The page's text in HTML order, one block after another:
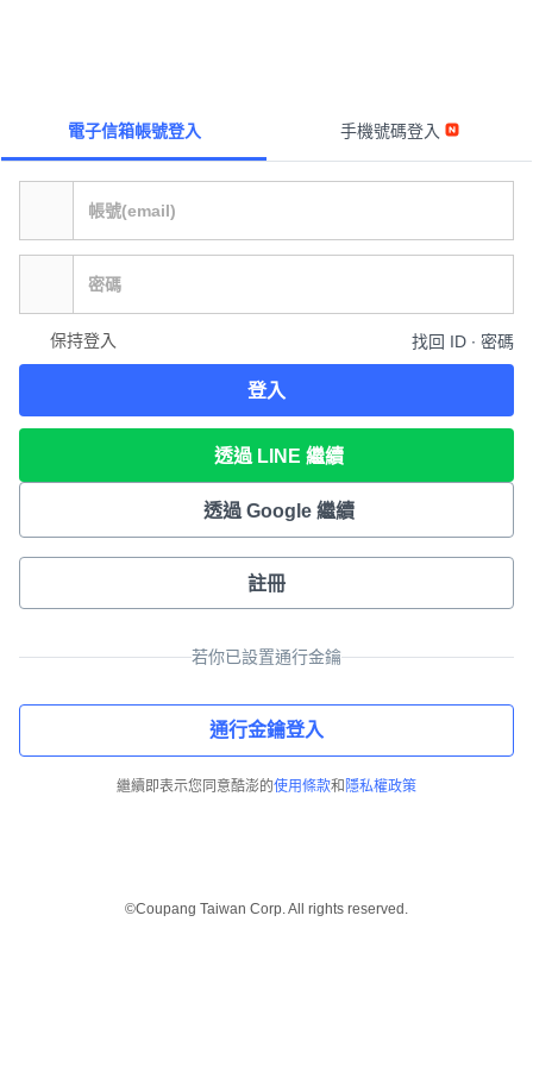
電子信箱帳號登入 手機號碼登入
保持登入 找回 ID ∙ 密碼
登入
透過 LINE 繼續
透過 Google 繼續
註冊
若你已設置通行金鑰
通行金鑰登入
繼續即表示您同意酷澎的使用條款和 隱私權政策
©Coupang Taiwan Corp. All rights reserved.